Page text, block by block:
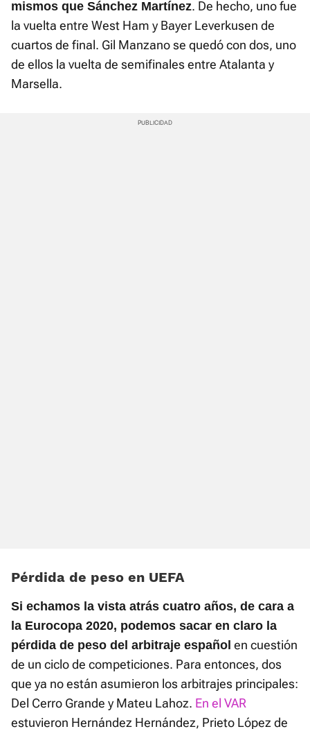
mismos que Sánchez Martínez. De hecho, uno fue
la vuelta entre West Ham y Bayer Leverkusen de
cuartos de final. Gil Manzano se quedó con dos, uno
de ellos la vuelta de semifinales entre Atalanta y
Marsella.
Pérdida de peso en UEFA
Si echamos la vista atrás cuatro años, de cara a
la Eurocopa 2020, podemos sacar en claro la
pérdida de peso del arbitraje español en cuestión
de un ciclo de competiciones. Para entonces, dos
que ya no están asumieron los arbitrajes principales:
Del Cerro Grande y Mateu Lahoz. En el VAR
estuvieron Hernández Hernández, Prieto López de